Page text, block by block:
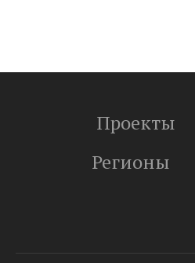
Проекты
Регионы